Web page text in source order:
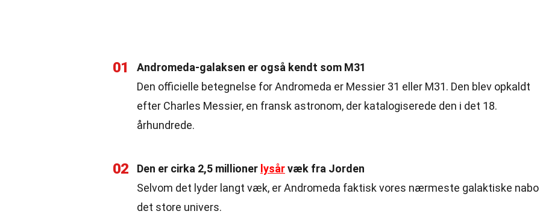
01
Andromeda-galaksen er også kendt som M31
Den officielle betegnelse for Andromeda er Messier 31 eller M31. Den blev opkaldt
efter Charles Messier, en fransk astronom, der katalogiserede den i det 18.
århundrede.
02 Den er cirka 2,5 millioner lysårvæk fra Jorden
Selvom det lyder langt væk, er Andromeda faktisk vores nærmeste galaktiske
det store univers.